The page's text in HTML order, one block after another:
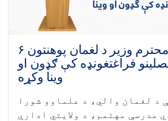
د لوړو زده کړو محترم وزیر د لغمان پوهنتون ۶
۶۲۲ محصلینو فراغتغونډه کې ګډون او
وینا وکړه
د لغمان والي، د علماوو شورا
مدرسې مهتمم، د ولایتي ادارې